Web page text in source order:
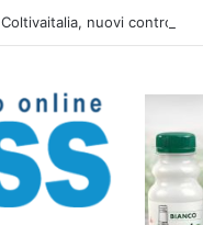
Coltivaitalia, nuovi controlli